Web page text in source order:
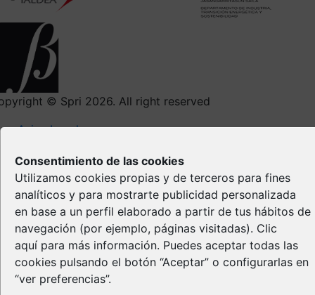
Consentimiento de las cookies
Utilizamos cookies propias y de terceros para fines
analíticos y para mostrarte publicidad personalizada
en base a un perfil elaborado a partir de tus hábitos de
navegación (por ejemplo, páginas visitadas). Clic
aquí para más información. Puedes aceptar todas las
cookies pulsando el botón “Aceptar” o configurarlas en
“ver preferencias”.
© Spri 2026. All right reserved
Aviso Legal
Política de Cookies
Propiedad Intelectual